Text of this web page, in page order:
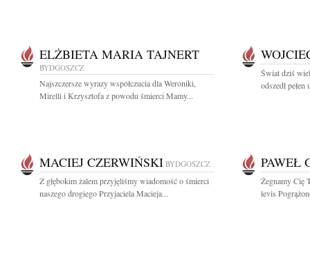
ELŻBIETA MARIA TAJNERT
BYDGOSZCZ
Najszczersze wyrazy współczucia dla Weroniki,
Mirelli i Krzysztofa z powodu śmierci Mamy...
Świat dziś
odszedł
MACIEJ CZERWIŃSKI BYDGOSZCZ
Z głębokim żalem przyjęliśmy wiadomość o śmierci
naszego drogiego Przyjaciela Macieja...
PAWEŁ
Żegnamy Cię
levis